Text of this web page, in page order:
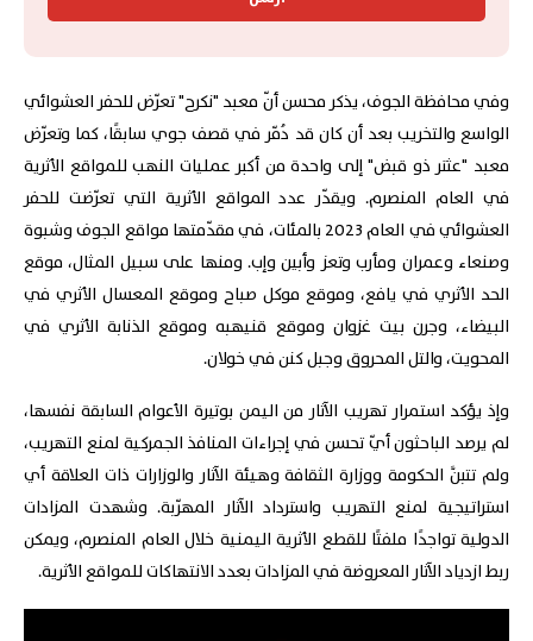
وفي محافظة الجوف، يذكر محسن أنّ معبد "نكرح" تعرّض للحفر العشوائي
الواسع والتخريب بعد أن كان قد دُمّر في قصف جوي سابقًا، كما وتعرّض
معبد "عثتر ذو قبض" إلى واحدة من أكبر عمليات النهب للمواقع الأثرية
في العام المنصرم. ويقدّر عدد المواقع الأثرية التي تعرّضت للحفر
العشوائي في العام 2023 بالمئات، في مقدّمتها مواقع الجوف وشبوة
وصنعاء وعمران ومأرب وتعز وأبين وإب. ومنها على سبيل المثال، موقع
الحد الأثري في يافع، وموقع موكل صباح وموقع المعسال الأثري في
البيضاء، وجرن بيت غزوان وموقع قنيهبه وموقع الذنابة الأثري في
المحويت، والتل المحروق وجبل كنن في خولان.
وإذ يؤكد استمرار تهريب الآثار من اليمن بوتيرة الأعوام السابقة نفسها،
لم يرصد الباحثون أيّ تحسن في إجراءات المنافذ الجمركية لمنع التهريب،
ولم تتبنَّ الحكومة ووزارة الثقافة وهيئة الآثار والوزارات ذات العلاقة أي
استراتيجية لمنع التهريب واسترداد الآثار المهرّبة. وشهدت المزادات
الدولية تواجدًا ملفتًا للقطع الأثرية اليمنية خلال العام المنصرم، ويمكن
ربط ازدياد الآثار المعروضة في المزادات بعدد الانتهاكات للمواقع الأثرية.